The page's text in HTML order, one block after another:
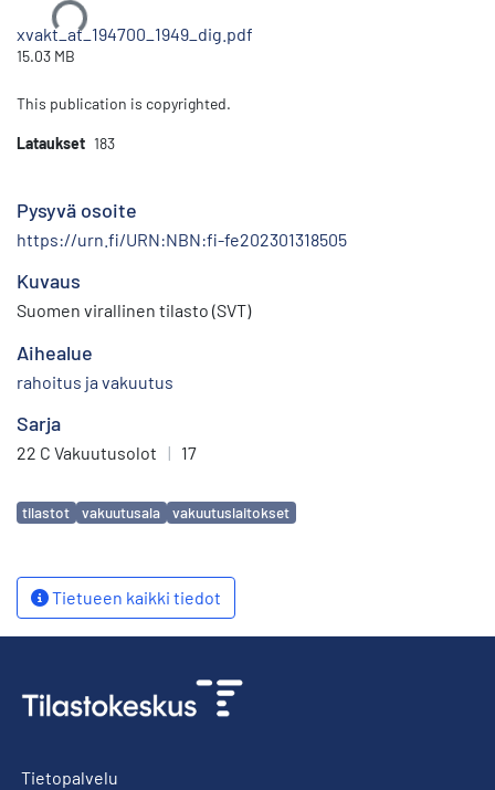
Ladataan...
xvakt_at_194700_1949_dig.pdf
15.03 MB
This publication is copyrighted.
Lataukset 183
Pysyvä osoite
https://urn.fi/URN:NBN:fi-fe202301318505
Kuvaus
Suomen virallinen tilasto (SVT)
Aihealue
rahoitus ja vakuutus
Sarja
22 C Vakuutusolot | 17
Avainsanat
tilastot vakuutusala vakuutuslaitokset
Tietueen kaikki tiedot
Tietopalvelu